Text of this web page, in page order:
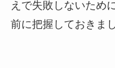
えで失敗しないため
前に把握しておきま